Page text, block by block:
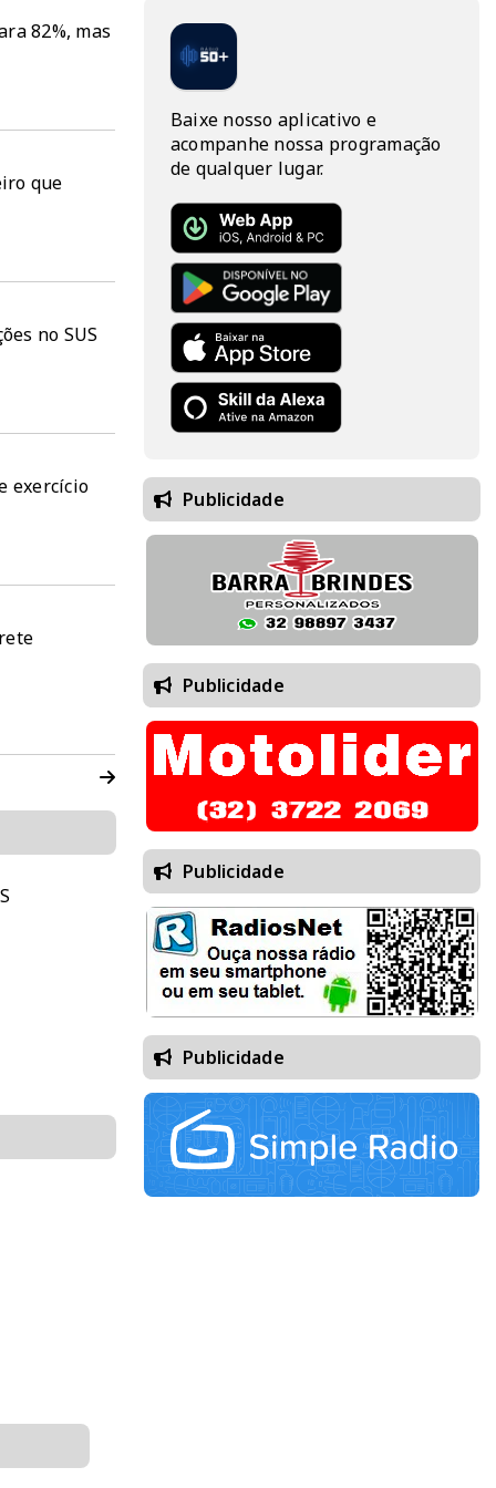
82%, mas
que
no SUS
exercício
Baixe nosso aplicativo e
acompanhe nossa programação
de qualquer lugar.
Publicidade
Publicidade
Publicidade
Publicidade